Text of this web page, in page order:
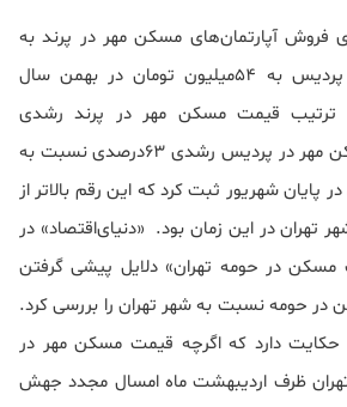
فروش آپارتمان‌های مسکن مهر در پرند به
25میلیون تومان و در پردیس به 54میلیون تومان در بهمن سال
ترتیب قیمت مسکن مهر در پرند رشدی
63درصدی و قیمت مسکن مهر در پردیس رشدی 63درصدی نسبت به
شهریور ثبت کرد که این رقم بالاتر از
در این زمان بود. «دنیای‌اقتصاد» در
مسکن در حومه تهران» دلایل پیشی گرفتن
حومه نسبت به شهر تهران را بررسی کرد.
دارد که اگرچه قیمت مسکن مهر در
ظرف اردیبهشت ماه امسال مجدد جهش